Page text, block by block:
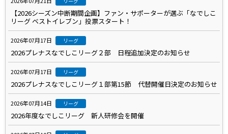
【2026シーズン中断期間企画】ファン・サポーターが選ぶ「なでしこ
リーグ ベストイレブン」投票スタート！
2026年07月17日 リーグ
2026プレナスなでしこリーグ２部 日程追加決定のお知らせ
2026年07月17日 リーグ
2026プレナスなでしこリーグ１部第15節 代替開催日決定のお知らせ
2026年07月14日 リーグ
2026年度なでしこリーグ 新人研修会を開催